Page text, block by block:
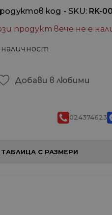
код - SKU RK-
продукт вече не е
наличност
Добави в любими
024374623
ТАБЛИЦА С РАЗМЕРИ